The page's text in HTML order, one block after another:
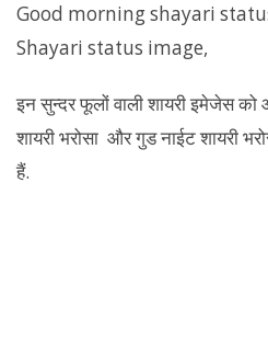
Good morning shayari
Shayari status image,
इन सुन्दर फूलों वाली शायरी इमेजेस को
शायरी भरोसा और गुड नाईट शायरी
हैं.